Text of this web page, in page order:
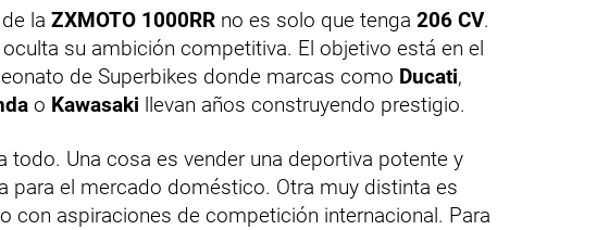
la ZXMOTO 1000RR no es solo que tenga 206 CV.
su ambición competitiva. El objetivo está en el
de Superbikes donde marcas como Ducati,
o Kawasaki llevan años construyendo prestigio.
todo. Una cosa es vender una deportiva potente y
para el mercado doméstico. Otra muy distinta es
con aspiraciones de competición internacional. Para